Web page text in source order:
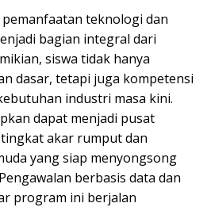
teknologi dan
bagian integral dari
siswa tidak hanya
dasar, tetapi juga kompetensi
industri masa kini.
dapat menjadi pusat
akar rumput dan
yang siap menyongsong
berbasis data dan
program ini berjalan